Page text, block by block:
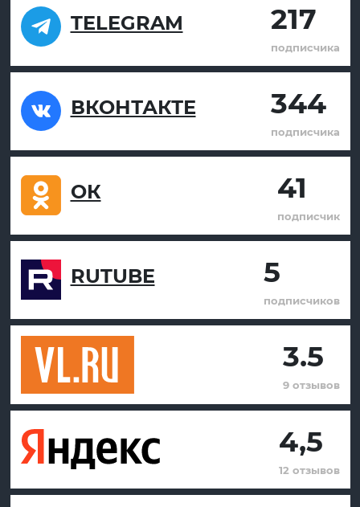
TELEGRAM 217
подписчика
ВКОНТАКТЕ 344
подписчика
ОК 41
подписчик
RUTUBE 5
подписчиков
3.5
9 отзывов
4,5
12 отзывов